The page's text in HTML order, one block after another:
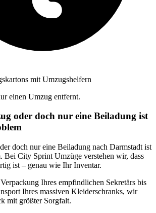
mit Umzugshelfern
einen Umzug entfernt.
oder doch nur eine Beiladung ist
doch nur eine Beiladung nach Darmstadt ist
Bei City Sprint Umzüge verstehen wir, dass
ist – genau wie Ihr Inventar.
Ihres empfindlichen Sekretärs bis
Ihres massiven Kleiderschranks, wir
mit größter Sorgfalt.